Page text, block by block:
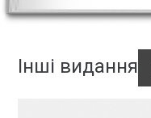
Інші видання